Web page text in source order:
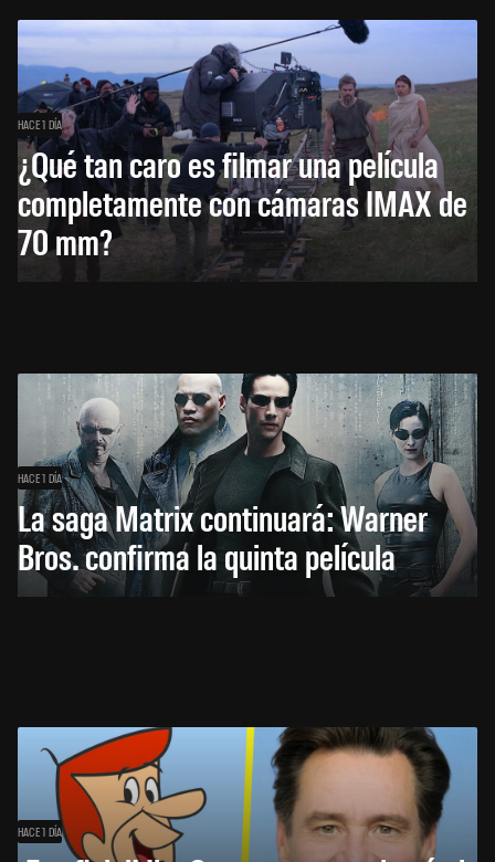
HACE 1 DÍA
¿Qué tan caro es filmar una película
completamente con cámaras IMAX de
70 mm?
HACE 1 DÍA
La saga Matrix continuará: Warner
Bros. confirma la quinta película
HACE 1 DÍA